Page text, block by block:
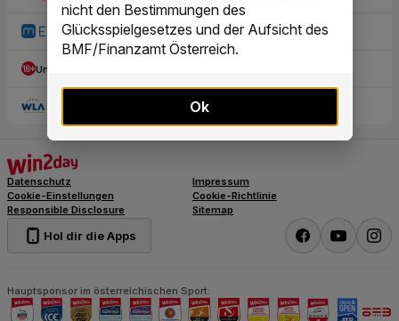
nicht den Bestimmungen des
Glücksspielgesetzes und der Aufsicht des
BMF/Finanzamt Österreich.
Ok